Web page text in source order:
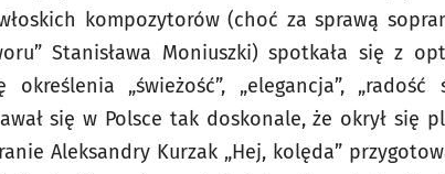
kompozytorów (choć za sprawą
Stanisława Moniuszki) spotkała się z
„świeżość”, „elegancja”, „radość
się w Polsce tak doskonale, że okrył się
Aleksandry Kurzak „Hej, kolęda”